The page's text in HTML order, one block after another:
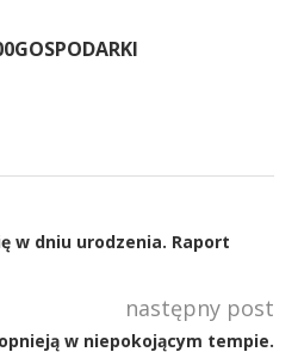
w dniu urodzenia. Raport
następny post
w niepokojącym tempie.